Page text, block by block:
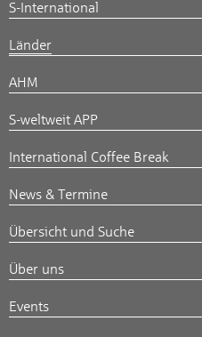
S-International
Länder
AHM
S-weltweit APP
International Coffee Break
News & Termine
Übersicht und Suche
Über uns
Events